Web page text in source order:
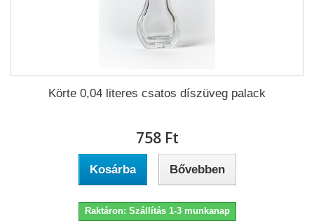
Körte 0,04 literes csatos díszüveg palack
758 Ft‎
Kosárba Bővebben
Raktáron: Szállítás 1-3 munkanap